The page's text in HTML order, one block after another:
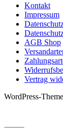
Kontakt
Impressum
AGB Shop
Vertrag
WordPress-